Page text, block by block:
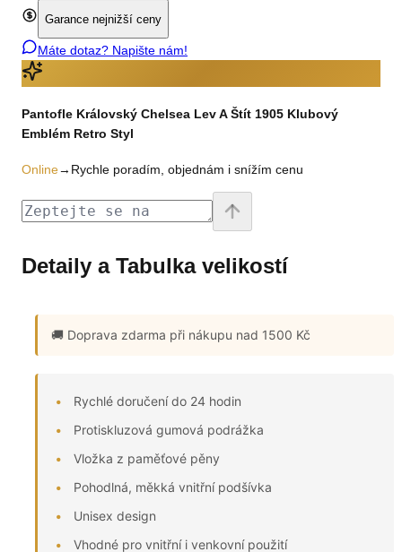
Garance nejnižší ceny
Máte dotaz? Napište nám!
Pantofle Královský Chelsea Lev A Štít 1905 Klubový
Emblém Retro Styl
Online→ Rychle poradím, objednám i snížím cenu
Detaily a Tabulka velikostí
🚚 Doprava zdarma při nákupu nad 1500 Kč
Rychlé doručení do 24 hodin
Protiskluzová gumová podrážka
Vložka z paměťové pěny
Pohodlná, měkká vnitřní podšívka
Unisex design
Vhodné pro vnitřní i venkovní použití